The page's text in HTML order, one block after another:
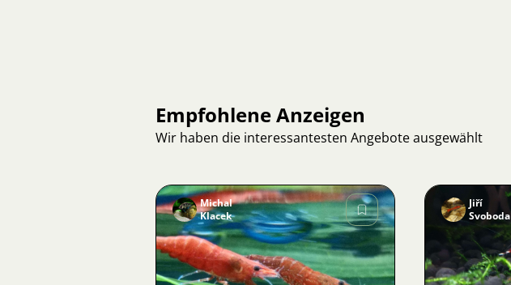
Empfohlene Anzeigen
Wir haben die interessantesten Angebote ausgewählt
Bild
Michal
Klacek
Jiří
Svoboda